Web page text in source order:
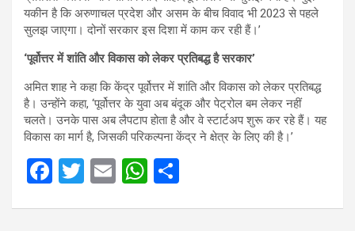
यकीन है कि अरुणाचल प्रदेश और असम के बीच विवाद भी 2023 से पहले
सुलझ जाएगा। दोनों सरकार इस दिशा में काम कर रही हैं।’
‘पूर्वोत्तर में शांति और विकास को लेकर प्रतिबद्ध है सरकार’
अमित शाह ने कहा कि केंद्र पूर्वोत्तर में शांति और विकास को लेकर प्रतिबद्ध
है। उन्होंने कहा, ‘पूर्वोत्तर के युवा अब बंदूक और पेट्रोल बम लेकर नहीं
चलते। उनके पास अब लैपटाप होता है और वे स्टार्टअप शुरू कर रहे हैं। यह
विकास का मार्ग है, जिसकी परिकल्पना केंद्र ने क्षेत्र के लिए की है।’
F
T
E
W